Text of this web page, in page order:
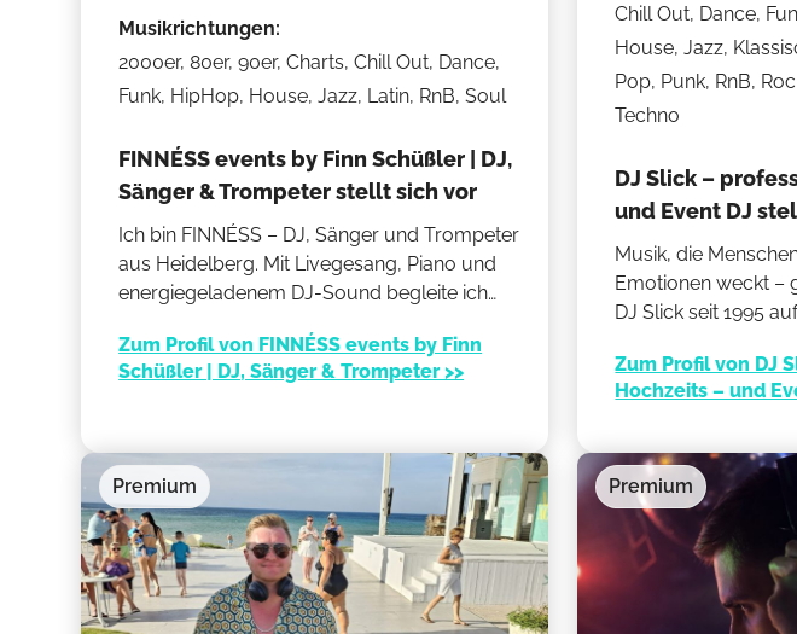
Musikrichtungen:
2000er, 80er, 90er, Charts, Chill Out, Dance,
Funk, HipHop, House, Jazz, Latin, RnB, Soul
FINNÉSS events by Finn Schüßler | DJ,
Sänger & Trompeter stellt sich vor
Ich bin FINNÉSS – DJ, Sänger und Trompeter
aus Heidelberg. Mit Livegesang, Piano und
energiegeladenem DJ-Sound begleite ich
Trauung bis zur letzten Tanzrunde. Mein Mix
aus Emotion, Stil und musikalischer Vielfalt
Zum Profil von FINNÉSS events by Finn
Schüßler | DJ, Sänger & Trompeter >>
Chill Out, Dance,
House, Jazz,
Pop, Punk, RnB,
Techno
DJ Slick –
und Event DJ
Musik, die
Emotionen weckt –
DJ Slick seit 1995
Stimmung und
Playlists, erfülle
Beats und
Zum Profil von DJ
Hochzeits – und
Premium Premium